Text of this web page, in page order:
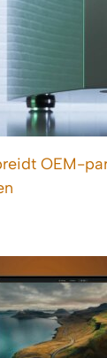
OEM-